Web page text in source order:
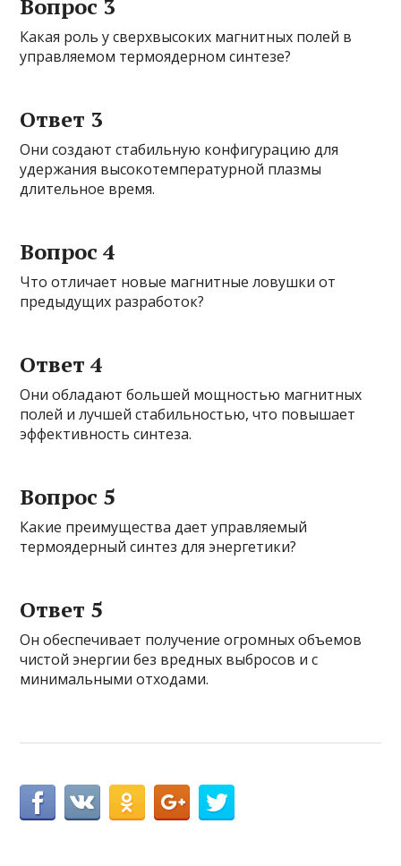
Вопрос 3
Какая роль у сверхвысоких магнитных полей в
управляемом термоядерном синтезе?
Ответ 3
Они создают стабильную конфигурацию для
удержания высокотемпературной плазмы
длительное время.
Вопрос 4
Что отличает новые магнитные ловушки от
предыдущих разработок?
Ответ 4
Они обладают большей мощностью магнитных
полей и лучшей стабильностью, что повышает
эффективность синтеза.
Вопрос 5
Какие преимущества дает управляемый
термоядерный синтез для энергетики?
Ответ 5
Он обеспечивает получение огромных объемов
чистой энергии без вредных выбросов и с
минимальными отходами.